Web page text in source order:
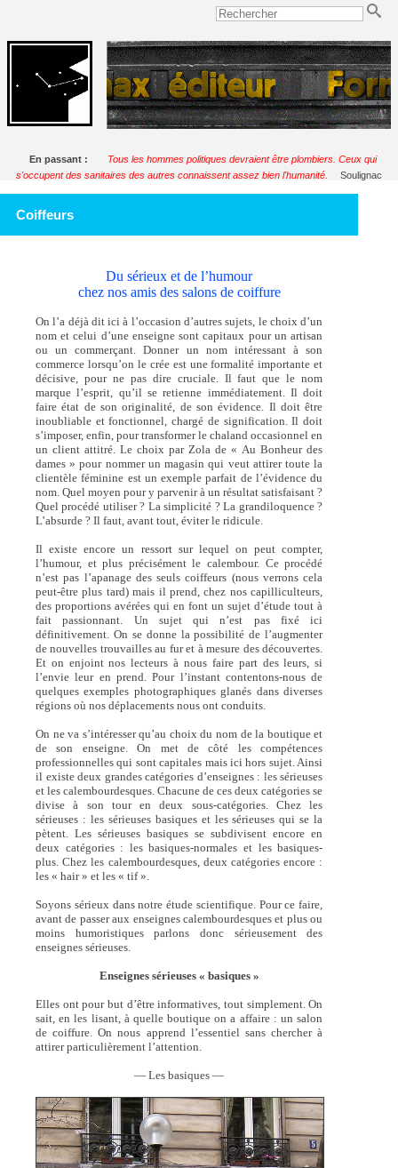
En passant :
Tous les hommes politiques devraient être plombiers. Ceux qui
s'occupent des sanitaires des autres connaissent assez bien l'humanité.
Soulignac
Coiffeurs
Du sérieux et de l’humour
chez nos amis des salons de coiffure
On l’a déjà dit ici à l’occasion d’autres sujets, le choix d’un
nom et celui d’une enseigne sont capitaux pour un artisan
ou un commerçant. Donner un nom intéressant à son
commerce lorsqu’on le crée est une formalité importante et
décisive, pour ne pas dire cruciale. Il faut que le nom
marque l’esprit, qu’il se retienne immédiatement. Il doit
faire état de son originalité, de son évidence. Il doit être
inoubliable et fonctionnel, chargé de signification. Il doit
s’imposer, enfin, pour transformer le chaland occasionnel en
un client attitré. Le choix par Zola de « Au Bonheur des
dames » pour nommer un magasin qui veut attirer toute la
clientèle féminine est un exemple parfait de l’évidence du
nom. Quel moyen pour y parvenir à un résultat satisfaisant ?
Quel procédé utiliser ? La simplicité ? La grandiloquence ?
L’absurde ? Il faut, avant tout, éviter le ridicule.
Il existe encore un ressort sur lequel on peut compter,
l’humour, et plus précisément le calembour. Ce procédé
n’est pas l’apanage des seuls coiffeurs (nous verrons cela
peut-être plus tard) mais il prend, chez nos capilliculteurs,
des proportions avérées qui en font un sujet d’étude tout à
fait passionnant. Un sujet qui n’est pas fixé ici
définitivement. On se donne la possibilité de l’augmenter
de nouvelles trouvailles au fur et à mesure des découvertes.
Et on enjoint nos lecteurs à nous faire part des leurs, si
l’envie leur en prend. Pour l’instant contentons-nous de
quelques exemples photographiques glanés dans diverses
régions où nos déplacements nous ont conduits.
On ne va s’intéresser qu’au choix du nom de la boutique et
de son enseigne. On met de côté les compétences
professionnelles qui sont capitales mais ici hors sujet. Ainsi
il existe deux grandes catégories d’enseignes : les sérieuses
et les calembourdesques. Chacune de ces deux catégories se
divise à son tour en deux sous-catégories. Chez les
sérieuses : les sérieuses basiques et les sérieuses qui se la
pètent. Les sérieuses basiques se subdivisent encore en
deux catégories : les basiques-normales et les basiques-
plus. Chez les calembourdesques, deux catégories encore :
les « hair » et les « tif ».
Soyons sérieux dans notre étude scientifique. Pour ce faire,
avant de passer aux enseignes calembourdesques et plus ou
moins humoristiques parlons donc sérieusement des
enseignes sérieuses.
Enseignes sérieuses « basiques »
Elles ont pour but d’être informatives, tout simplement. On
sait, en les lisant, à quelle boutique on a affaire : un salon
de coiffure. On nous apprend l’essentiel sans chercher à
attirer particulièrement l’attention.
— Les basiques —